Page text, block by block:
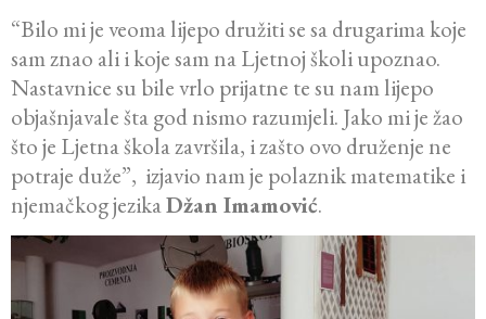
“Bilo mi je veoma lijepo družiti se sa drugarima koje
sam znao ali i koje sam na Ljetnoj školi upoznao.
Nastavnice su bile vrlo prijatne te su nam lijepo
objašnjavale šta god nismo razumjeli. Jako mi je žao
što je Ljetna škola završila, i zašto ovo druženje ne
potraje duže”, izjavio nam je polaznik matematike i
njemačkog jezikaDžan Imamović.